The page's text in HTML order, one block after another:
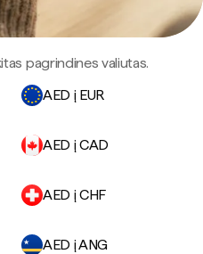
pagrindines valiutas.
AED į EUR
AED į CAD
AED į CHF
AED į ANG